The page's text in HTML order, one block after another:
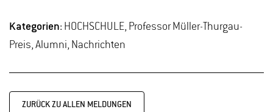
Kategorien: HOCHSCHULE, Professor Müller-Thurgau-
Preis, Alumni, Nachrichten
ZURÜCK ZU ALLEN MELDUNGEN